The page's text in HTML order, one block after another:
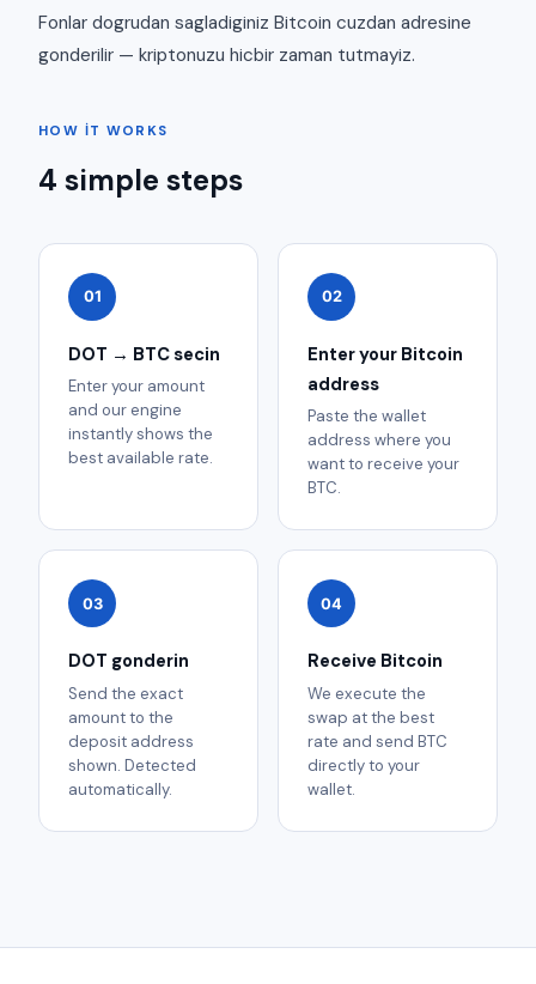
Fonlar dogrudan sagladiginiz Bitcoin cuzdan adresine
gonderilir — kriptonuzu hicbir zaman tutmayiz.
HOW IT WORKS
4 simple steps
01
DOT → BTC secin
Enter your amount
and our engine
instantly shows the
best available rate.
02
Enter your Bitcoin
address
Paste the wallet
address where you
want to receive your
BTC.
03
DOT gonderin
Send the exact
amount to the
deposit address
shown. Detected
automatically.
04
Receive Bitcoin
We execute the
swap at the best
rate and send BTC
directly to your
wallet.